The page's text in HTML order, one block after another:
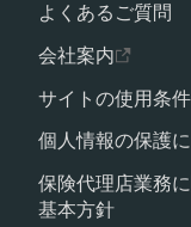
よくあるご質問
会社案内
サイトの使用条件
個人情報の保護
保険代理店業務
基本方針